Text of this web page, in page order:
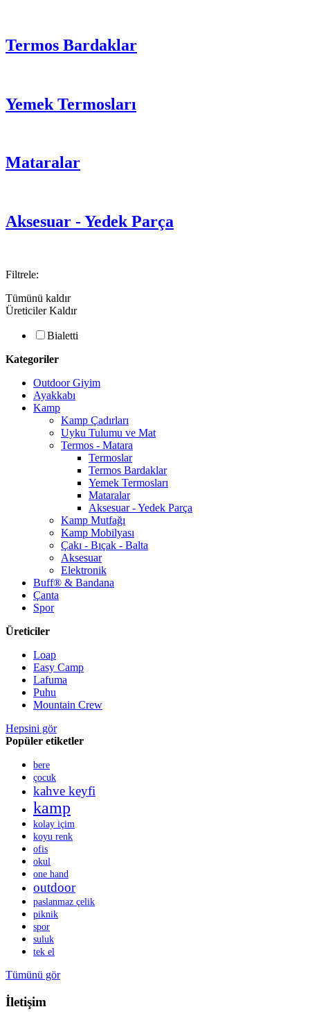
Termos Bardaklar
Yemek Termosları
Mataralar
Aksesuar - Yedek Parça
Filtrele:
Tümünü kaldır
Üreticiler Kaldır
Bialetti
Kategoriler
Outdoor Giyim
Ayakkabı
Kamp
Kamp Çadırları
Uyku Tulumu ve Mat
Termos - Matara
Termoslar
Termos Bardaklar
Yemek Termosları
Mataralar
Aksesuar - Yedek Parça
Kamp Mutfağı
Kamp Mobilyası
Çakı - Bıçak - Balta
Aksesuar
Elektronik
Buff® & Bandana
Çanta
Spor
Üreticiler
Loap
Easy Camp
Lafuma
Puhu
Mountain Crew
Hepsini gör
Popüler etiketler
bere
çocuk
kahve keyfi
kamp
kolay içim
koyu renk
ofis
okul
one hand
outdoor
paslanmaz çelik
piknik
spor
suluk
tek el
Tümünü gör
İletişim